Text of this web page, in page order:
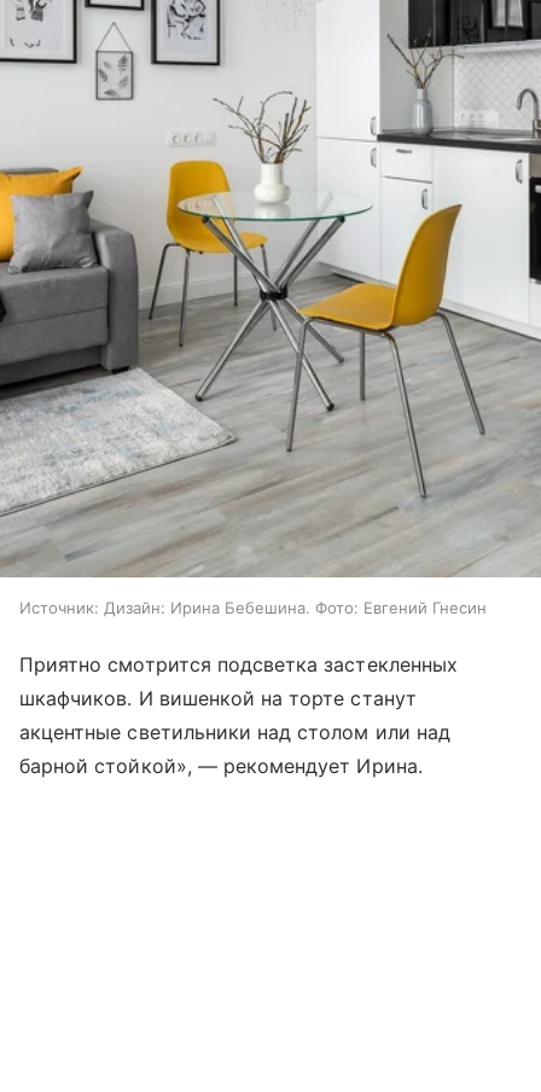
Источник: Дизайн: Ирина Бебешина. Фото: Евгений Гнесин
Приятно смотрится подсветка застекленных
шкафчиков. И вишенкой на торте станут
акцентные светильники над столом или над
барной стойкой», — рекомендует Ирина.